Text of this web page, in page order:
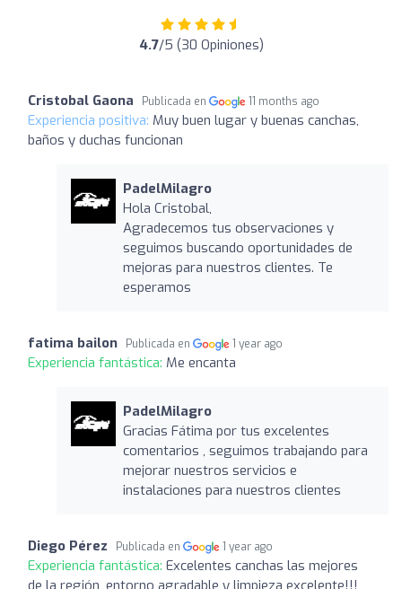
4.7/5 (30 Opiniones)
Cristobal Gaona Publicada en 11 months ago
Experiencia positiva: Muy buen lugar y buenas canchas,
baños y duchas funcionan
PadelMilagro
Hola Cristobal,
Agradecemos tus observaciones y
seguimos buscando oportunidades de
mejoras para nuestros clientes. Te
esperamos
fatima bailon Publicada en 1 year ago
Experiencia fantástica: Me encanta
PadelMilagro
Gracias Fátima por tus excelentes
comentarios , seguimos trabajando para
mejorar nuestros servicios e
instalaciones para nuestros clientes
Diego Pérez Publicada en 1 year ago
Experiencia fantástica: Excelentes canchas las mejores
de la región, entorno agradable y limpieza excelente!!!